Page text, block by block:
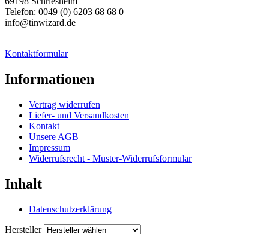
Telefon: 0049 (0) 6203 68 68 0
info@tinwizard.de
Kontaktformular
Informationen
Vertrag widerrufen
Liefer- und Versandkosten
Kontakt
Unsere AGB
Impressum
Widerrufsrecht - Muster-Widerrufsformular
Inhalt
Datenschutzerklärung
Hersteller